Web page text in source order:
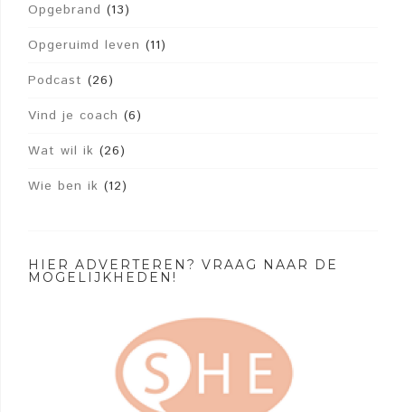
Opgebrand (13)
Opgeruimd leven (11)
Podcast (26)
Vind je coach (6)
Wat wil ik (26)
Wie ben ik (12)
HIER ADVERTEREN? VRAAG NAAR DE
MOGELIJKHEDEN!